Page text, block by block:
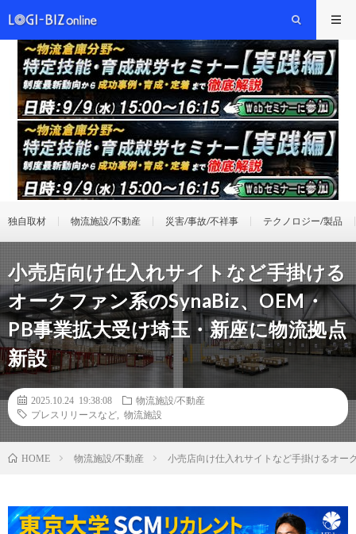
独自取材 物流施設/不動産 災害/事故/不祥事 テクノロジー/製品
小売店向け仕入れサイトなど手掛ける
オークファン系のSynaBiz、OEM・
PB事業拡大受け埼玉・新座に物流拠点
新設
2025.10.24 19:38:08
物流施設/不動産
プレスリリースなど
物流施設
HOME 物流施設/不動産 小売店向け仕入れサイトなど手掛けるオー